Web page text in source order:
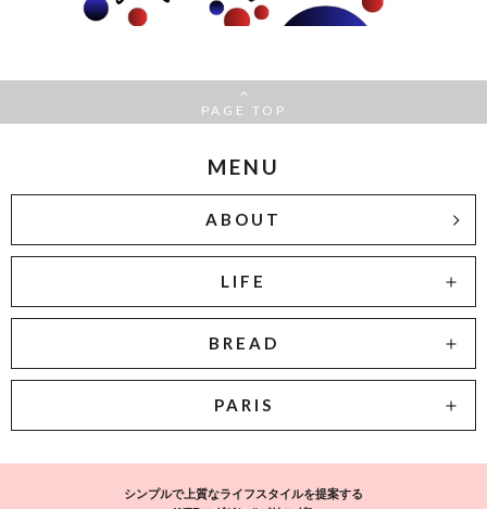
PAGE TOP
MENU
ABOUT
LIFE
BREAD
PARIS
シンプルで上質なライフスタイルを提案する